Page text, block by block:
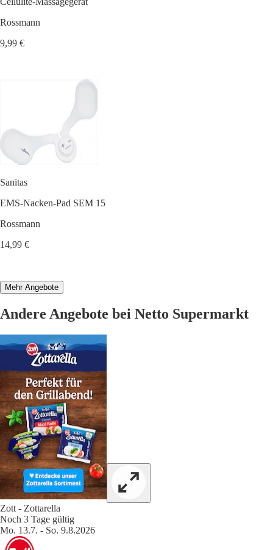
Rossmann
9,99 €
Sanitas
EMS-Nacken-Pad SEM 15
Rossmann
14,99 €
Mehr Angebote
Andere Angebote bei Netto Supermarkt
Zott - Zottarella
Noch 3 Tage gültig
Mo. 13.7. - So. 9.8.2026